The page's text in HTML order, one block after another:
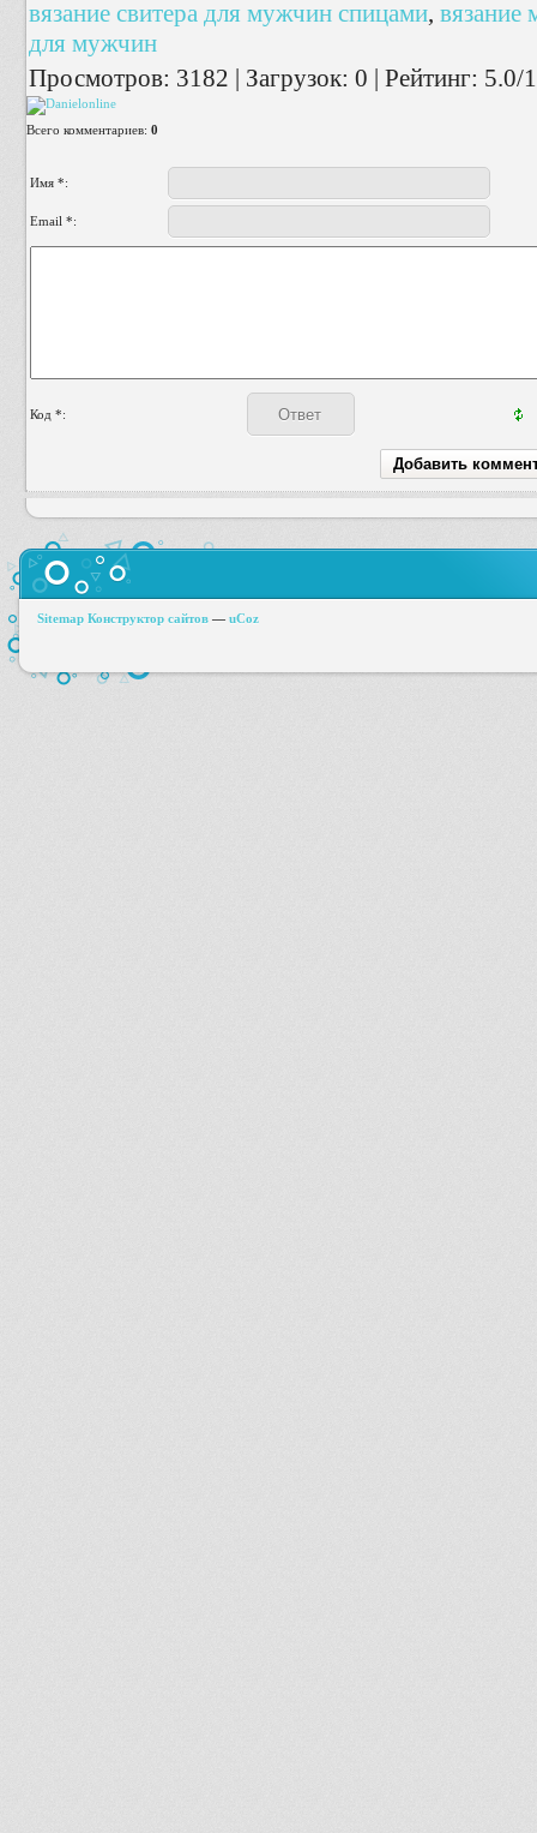
вязание свитера для мужчин спицами,
для мужчин
Просмотров: 3182 | Загрузок: 0 | Рейтинг: 5.0/1
Всего комментариев: 0
Имя *:
Email *:
Код *:
Sitemap Конструктор сайтов — uCoz